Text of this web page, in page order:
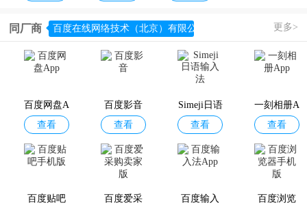
同厂商 百度在线网络技术（北京）有限公司 更多>
百度c
百度营销
百度文库A
小度全屋
智能App
百度极速
百度地图A
度加剪辑
百
百